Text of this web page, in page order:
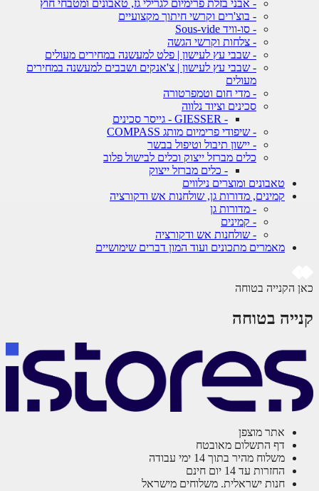
- אבני בזלת פרימיום לגרילי גז, טאבונים ומטבחי חוץ
- בוצ'רים וקרשי חיתוך מקצועיים
- סו-וויד Sous-vide
- צלחות וקרשי הגשה
- שבבי עץ לעישון | פלט למעשנה במחירים מעולים
- שבבי עץ לעישון | צ'אנקים ושבבים למעשנה במחירים
מעולים
- מדי חום וטמפרטורה
סכינים וציוד נלווה
- GIESSER - גייסר סכינים
- שיפודי פרימיום מותג COMPASS
- יישון תיבול וטיפול בבשר
כלים מברזל ייצוק וכלים לבישול פלוב
- כלים מברזל ייצוק
טאבונים ומוצרים נילווים
קמינים, מדורות גן, שולחנות אש ודקורציה
- מדורות גן
- קמינים
- שולחנות אש ודקורציה
מאמרים מתכונים ועוד המון דברים שימושיים
כאן הקנייה בטוחה
קנייה בטוחה
אתר מוצפן
דף התשלום מאובטח
משלוח מהיר בתוך 14 ימי עבודה
החזרות עד 14 יום חינם
חנות ישראלית. משלוחים מישראל